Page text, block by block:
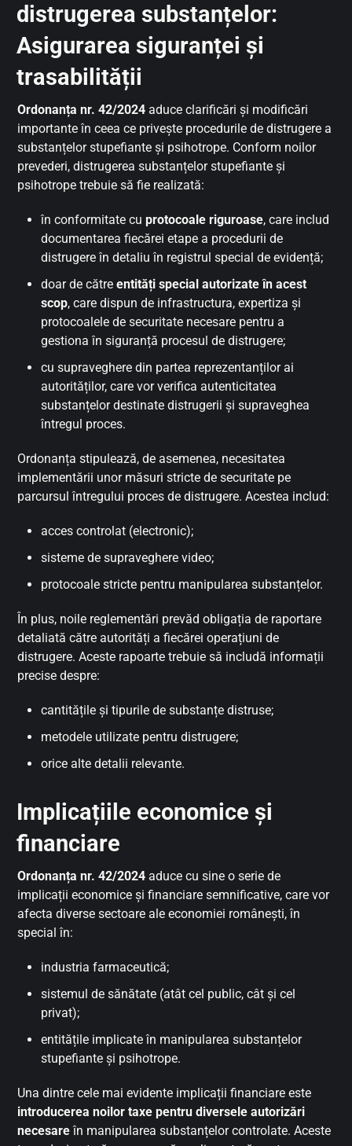
distrugerea substanțelor:
Asigurarea siguranței și
trasabilității
Ordonanța nr. 42/2024 aduce clarificări și modificări
importante în ceea ce privește procedurile de distrugere a
substanțelor stupefiante și psihotrope. Conform noilor
prevederi, distrugerea substanțelor stupefiante și
psihotrope trebuie să fie realizată:
în conformitate cuprotocoale riguroase, care includ
documentarea fiecărei etape a procedurii de
distrugere în detaliu în registrul special de evidență;
doar de cătreentități special autorizate în acest
scop, care dispun de infrastructura, expertiza și
protocoalele de securitate necesare pentru a
gestiona în siguranță procesul de distrugere;
cu supraveghere din partea reprezentanților ai
autorităților, care vor verifica autenticitatea
substanțelor destinate distrugerii și supraveghea
întregul proces.
Ordonanța stipulează, de asemenea, necesitatea
implementării unor măsuri stricte de securitate pe
parcursul întregului proces de distrugere. Acestea includ:
acces controlat (electronic);
sisteme de supraveghere video;
protocoale stricte pentru manipularea substanțelor.
În plus, noile reglementări prevăd obligația de raportare
detaliată către autorități a fiecărei operațiuni de
distrugere. Aceste rapoarte trebuie să includă informații
precise despre:
cantitățile și tipurile de substanțe distruse;
metodele utilizate pentru distrugere;
orice alte detalii relevante.
Implicațiile economice și
financiare
Ordonanța nr. 42/2024 aduce cu sine o serie de
implicații economice și financiare semnificative, care vor
afecta diverse sectoare ale economiei românești, în
special în:
industria farmaceutică;
sistemul de sănătate (atât cel public, cât și cel
privat);
entitățile implicate în manipularea substanțelor
stupefiante și psihotrope.
Una dintre cele mai evidente implicații financiare este
introducerea noilor taxe pentru diversele autorizări
necesareîn manipularea substanțelor controlate. Aceste